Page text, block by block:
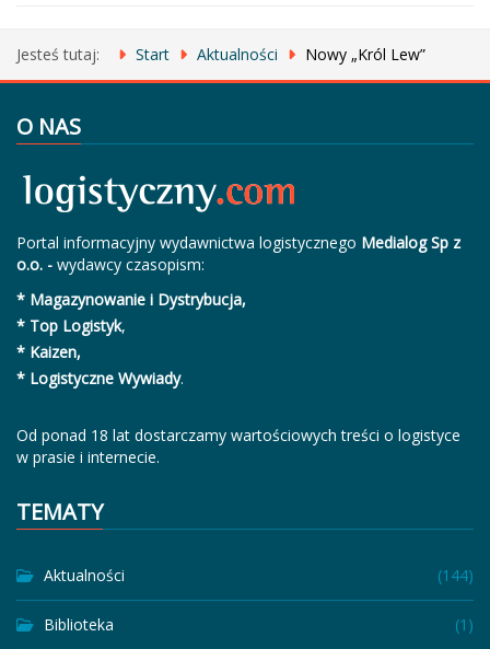
Jesteś tutaj: Start Aktualności Nowy „Król Lew”
O NAS
Portal informacyjny wydawnictwa logistycznego Medialog Sp z
o.o. - wydawcy czasopism:
* Magazynowanie i Dystrybucja,
* Top Logistyk,
* Kaizen,
* Logistyczne Wywiady.
Od ponad 18 lat dostarczamy wartościowych treści o logistyce
w prasie i internecie.
TEMATY
Aktualności (144)
Biblioteka (1)